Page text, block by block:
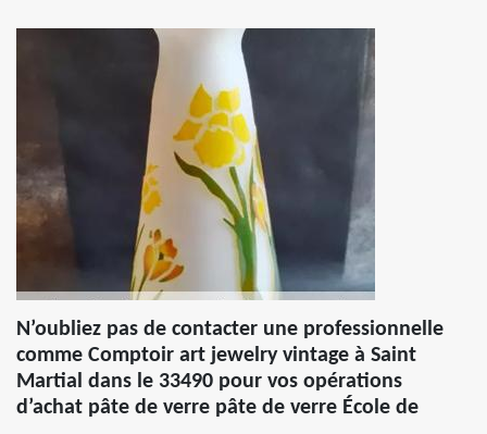
N’oubliez pas de contacter une professionnelle
comme Comptoir art jewelry vintage à Saint
Martial dans le 33490 pour vos opérations
d’achat pâte de verre pâte de verre École de